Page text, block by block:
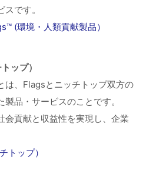
です。
(環境・人類貢献製品）
ップ）
は、Flagsとニッチトップ双方の
品・サービスのことです。
会貢献と収益性を実現し、企業
トップ）